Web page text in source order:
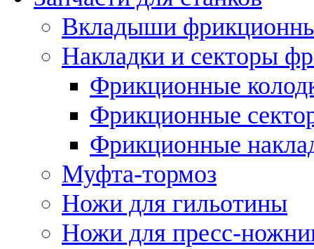
Вкладыши
Накладки и секторы
Фрикционные
Фрикционные
Фрикционные
Муфта-тормоз
Ножи для гильотины
Ножи для пресс-